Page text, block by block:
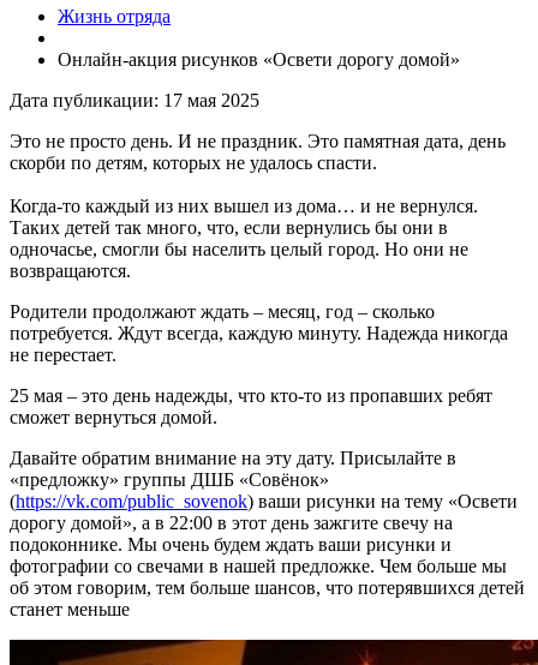
Жизнь отряда
Онлайн-акция рисунков «Освети дорогу домой»
Дата публикации: 17 мая 2025
Это не просто день. И не праздник. Это памятная дата, день
скорби по детям, которых не удалось спасти.
Когда-то каждый из них вышел из дома… и не вернулся.
Таких детей так много, что, если вернулись бы они в
одночасье, смогли бы населить целый город. Но они не
возвращаются.
Родители продолжают ждать – месяц, год – сколько
потребуется. Ждут всегда, каждую минуту. Надежда никогда
не перестает.
25 мая – это день надежды, что кто-то из пропавших ребят
сможет вернуться домой.
Давайте обратим внимание на эту дату. Присылайте в
«предложку» группы ДШБ «Совёнок»
(https://vk.com/public_sovenok) ваши рисунки на тему «Освети
дорогу домой», а в 22:00 в этот день зажгите свечу на
подоконнике. Мы очень будем ждать ваши рисунки и
фотографии со свечами в нашей предложке. Чем больше мы
об этом говорим, тем больше шансов, что потерявшихся детей
станет меньше